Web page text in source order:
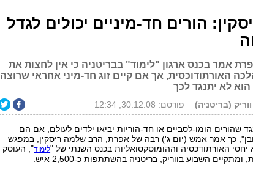
הורים חד-מיניים יכולים לגדל
אמר בכנס ארגון "לימוד" בבריטניה כי אין לחצות את
האורתודוכסית, אך אם קיים זוג חד-מיני אחראי שרוצה
הוא לא יתנגד לכך
(בריטניה) פורסם: 30.12.08, 12:34
שהורים הומו-לסביים או חד-הוריות יביאו ילדים לעולם, אם הם
כך אמר אמש (יום ג') רבה של אפרת, הרב שלמה ריסקין, במפגש
האורתודכסיה וההומוסקסואליות בכנס השנתי של "לימוד", העוסק
ומתקיים השבוע בווריק, בריטניה בהשתתפות כ-2,500 איש.